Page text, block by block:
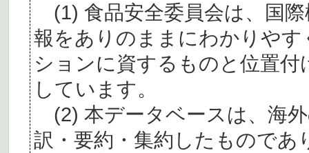
(1) 食品安全委員会は、国
報をありのままにわかりや
ションに資するものと位置
しています。
(2) 本データベースは、海
訳・要約・集約したものであ